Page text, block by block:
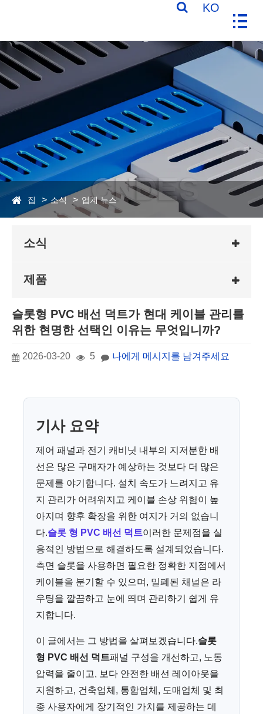
KO
집 소식 업계 뉴스
소식
제품
슬롯형 PVC 배선 덕트가 현대 케이블 관리를
위한 현명한 선택인 이유는 무엇입니까?
2026-03-20 5 나에게 메시지를 남겨주세요
기사 요약
제어 패널과 전기 캐비닛 내부의 지저분한 배
선은 많은 구매자가 예상하는 것보다 더 많은
문제를 야기합니다. 설치 속도가 느려지고 유
지 관리가 어려워지고 케이블 손상 위험이 높
아지며 향후 확장을 위한 여지가 거의 없습니
다.슬롯 형 PVC 배선 덕트이러한 문제점을 실
용적인 방법으로 해결하도록 설계되었습니다.
측면 슬롯을 사용하면 필요한 정확한 지점에서
케이블을 분기할 수 있으며, 밀폐된 채널은 라
우팅을 깔끔하고 눈에 띄며 관리하기 쉽게 유
지합니다.
이 글에서는 그 방법을 살펴보겠습니다.슬롯
형 PVC 배선 덕트패널 구성을 개선하고, 노동
압력을 줄이고, 보다 안전한 배선 레이아웃을
지원하고, 건축업체, 통합업체, 도매업체 및 최
종 사용자에게 장기적인 가치를 제공하는 데